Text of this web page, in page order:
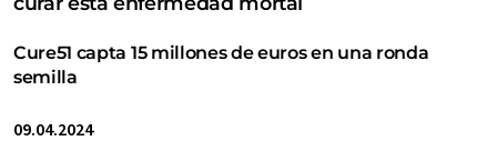
Cure51 capta 15 millones de euros en una ronda
semilla
09.04.2024